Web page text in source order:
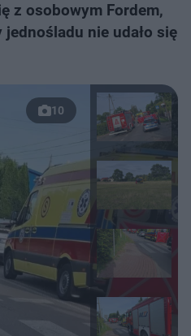
z osobowym Fordem,
nie udało się
10